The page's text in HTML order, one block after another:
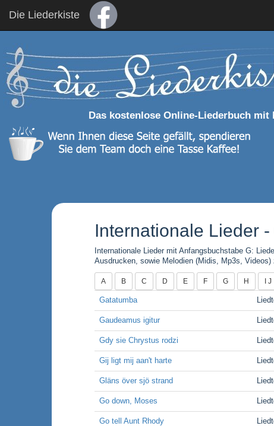
Die Liederkiste
Das kostenlose Online-Liederbuch mit
Internationale Lieder -
Internationale Lieder mit Anfangsbuchstabe G:
Ausdrucken, sowie Melodien (Midis, Mp3s, Videos)
A B C D E F G H I J
Gatatumba
Gaudeamus igitur
Gdy sie Chrystus rodzi
Gij ligt mij aan't harte
Gläns över sjö strand
Go down, Moses
Go tell Aunt Rhody